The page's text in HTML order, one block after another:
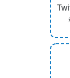
緊急情報